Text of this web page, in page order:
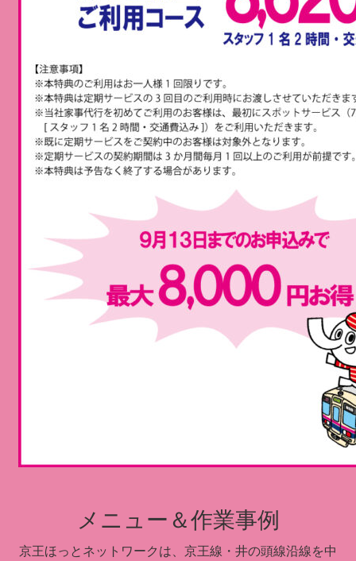
メニュー＆作業事例
京王ほっとネットワークは、京王線・井の頭線沿線を中